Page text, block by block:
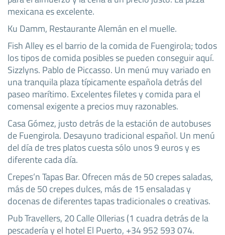
mexicana es excelente.
Ku Damm, Restaurante Alemán en el muelle.
Fish Alley es el barrio de la comida de Fuengirola; todos
los tipos de comida posibles se pueden conseguir aquí.
Sizzlyns. Pablo de Piccasso. Un menú muy variado en
una tranquila plaza típicamente española detrás del
paseo marítimo. Excelentes filetes y comida para el
comensal exigente a precios muy razonables.
Casa Gómez, justo detrás de la estación de autobuses
de Fuengirola. Desayuno tradicional español. Un menú
del día de tres platos cuesta sólo unos 9 euros y es
diferente cada día.
Crepes’n Tapas Bar. Ofrecen más de 50 crepes saladas,
más de 50 crepes dulces, más de 15 ensaladas y
docenas de diferentes tapas tradicionales o creativas.
Pub Travellers, 20 Calle Ollerias (1 cuadra detrás de la
pescadería y el hotel El Puerto, +34 952 593 074.